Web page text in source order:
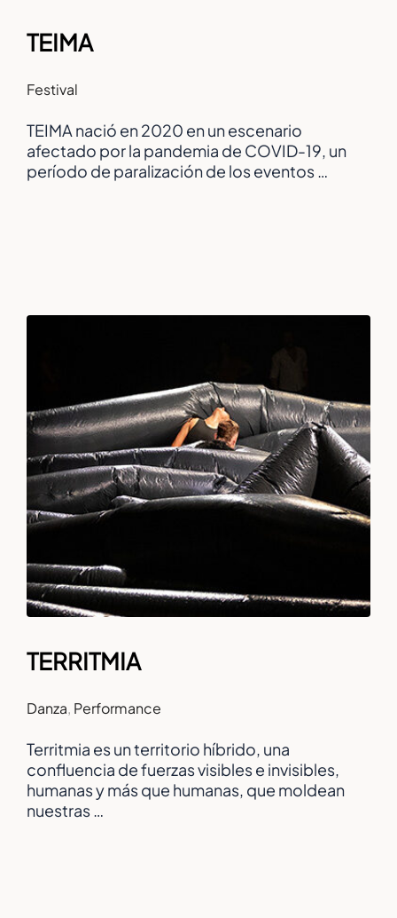
TEIMA
Festival
TEIMA nació en 2020 en un escenario
afectado por la pandemia de COVID-19, un
período de paralización de los eventos …
TERRITMIA
Danza, Performance
Territmia es un territorio híbrido, una
confluencia de fuerzas visibles e invisibles,
humanas y más que humanas, que moldean
nuestras …